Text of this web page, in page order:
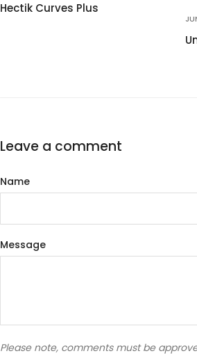
Hectik Curves Plus
Leave a comment
Name
Message
Please note, comments must be